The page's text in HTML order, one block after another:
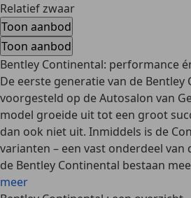
Relatief zwaar
Toon aanbod
Toon aanbod
Bentley Continental: performance
De eerste generatie van de Bentley
voorgesteld op de Autosalon van
model groeide uit tot een groot
dan ook niet uit. Inmiddels is de
varianten – een vast onderdeel van
de Bentley Continental bestaan
meer